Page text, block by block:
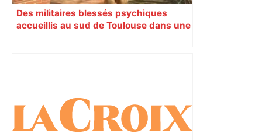
Des militaires blessés psychiques
accueillis au sud de Toulouse dans une